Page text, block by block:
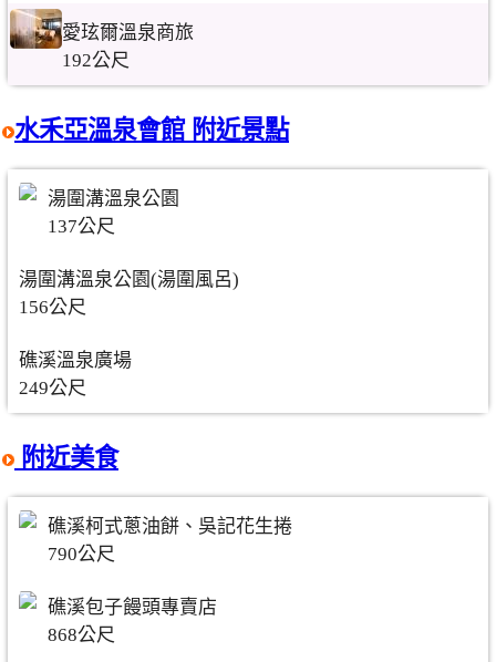
愛玹爾溫泉商旅
192公尺
水禾亞溫泉會館 附近景點
湯圍溝溫泉公園
137公尺
湯圍溝溫泉公園(湯圍風呂)
156公尺
礁溪溫泉廣場
249公尺
附近美食
礁溪柯式蔥油餅、吳記花生捲
790公尺
礁溪包子饅頭專賣店
868公尺